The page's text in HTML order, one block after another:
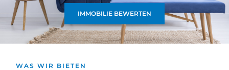
IMMOBILIE BEWERTEN
WAS WIR BIETEN